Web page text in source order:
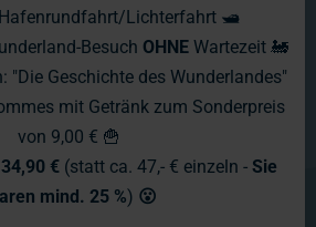
...
Wunderland kommt
ohne sie aus - trotz
Schiffsteuerung
Lichterfahrt 🛥️
Besuch OHNE Wartezeit 🚂
"Die Geschichte des Wunderlandes"
mit Getränk zum Sonderpreis
von 9,00 € 🍟
€ (statt ca. 47,- € einzeln - Sie
mind. 25 %) 😮